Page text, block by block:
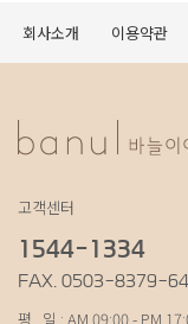
회사소개 이용약관
고객센터
1544-1334
FAX. 0503-8379-
평 일 : AM 09:00 - PM